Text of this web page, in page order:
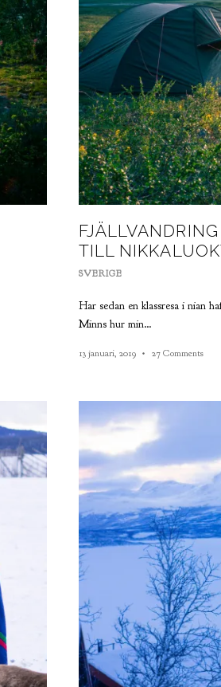
TILL
SVERIGE
Har sedan en klassresa i nian
Minns hur min…
13 januari, 2019 27 Comments